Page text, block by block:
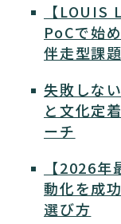
【LOUIS
PoCで始
伴走型課
失敗しな
と文化定
ーチ
【2026
動化を成
選び方